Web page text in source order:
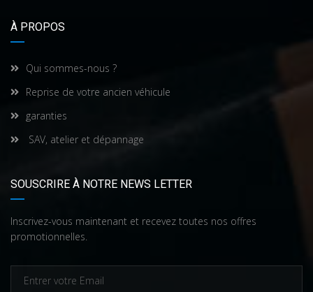
À PROPOS
Qui sommes-nous ?
Reprise de votre ancien véhicule
garanties
SAV, atelier et dépannage
SOUSCRIRE À NOTRE NEWS LETTER
Inscrivez-vous maintenant et recevez toutes nos offres
promotionnelles.